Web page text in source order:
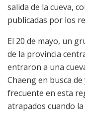
salida de la cueva,
publicadas por los
El 20 de mayo, un
de la provincia
entraron a una
Chaeng en busca
frecuente en esta
atrapados cuando